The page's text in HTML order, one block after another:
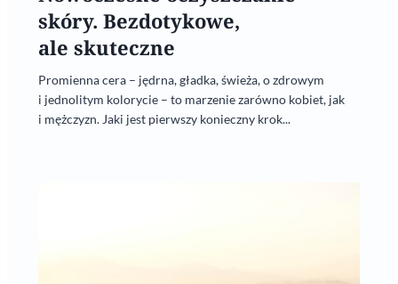
skóry. Bezdotykowe,
ale skuteczne
Promienna cera – jędrna, gładka, świeża, o zdrowym
i jednolitym kolorycie – to marzenie zarówno kobiet, jak
i mężczyzn. Jaki jest pierwszy konieczny krok...